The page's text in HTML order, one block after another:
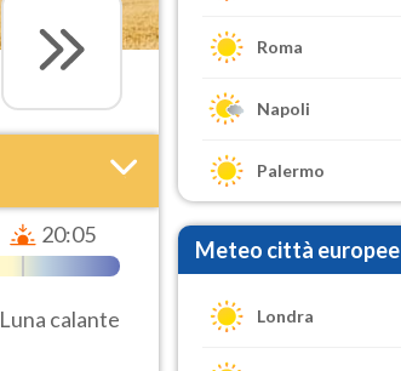
20:05
Luna calante
Roma
Napoli
Palermo
Meteo città europee
Londra